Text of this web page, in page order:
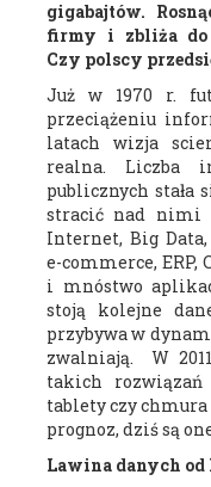
gigabajtów.
firmy i zbliża do
Czy polscy
Już w 1970 r.
przeciążeniu
latach wizja
realna. Liczba
publicznych stała
stracić nad nimi
Internet, Big
e-commerce,
i mnóstwo
stoją kolejne
przybywa w
zwalniają. W
takich
tablety czy chmura
prognoz, dziś są
Lawina danych od